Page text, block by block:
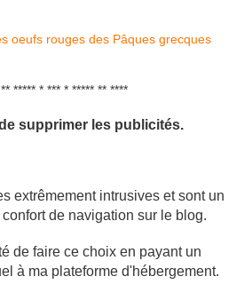
***** * *** * ***** ** ****
supprimer les publicités.
extrêmement intrusives et sont un
de navigation sur le blog.
de faire ce choix en payant un
à ma plateforme d'hébergement.